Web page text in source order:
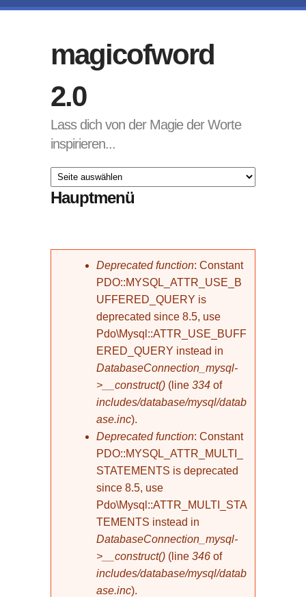
magicofword
2.0
Lass dich von der Magie der Worte
inspirieren...
Hauptmenü
Fehlermeldung
Deprecated function: Constant
PDO::MYSQL_ATTR_USE_B
UFFERED_QUERY is
deprecated since 8.5, use
Pdo\Mysql::ATTR_USE_BUFF
ERED_QUERY instead in
DatabaseConnection_mysql-
>__construct() (line 334 of
includes/database/mysql/datab
ase.inc).
Deprecated function: Constant
PDO::MYSQL_ATTR_MULTI_
STATEMENTS is deprecated
since 8.5, use
Pdo\Mysql::ATTR_MULTI_STA
TEMENTS instead in
DatabaseConnection_mysql-
>__construct() (line 346 of
includes/database/mysql/datab
ase.inc).